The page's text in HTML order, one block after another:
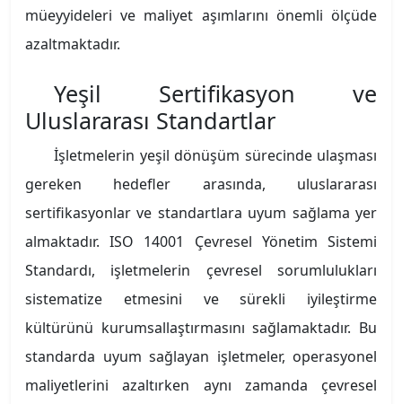
müeyyideleri ve maliyet aşımlarını önemli ölçüde
azaltmaktadır.
Yeşil Sertifikasyon ve
Uluslararası Standartlar
İşletmelerin yeşil dönüşüm sürecinde ulaşması
gereken hedefler arasında, uluslararası
sertifikasyonlar ve standartlara uyum sağlama yer
almaktadır. ISO 14001 Çevresel Yönetim Sistemi
Standardı, işletmelerin çevresel sorumlulukları
sistematize etmesini ve sürekli iyileştirme
kültürünü kurumsallaştırmasını sağlamaktadır. Bu
standarda uyum sağlayan işletmeler, operasyonel
maliyetlerini azaltırken aynı zamanda çevresel